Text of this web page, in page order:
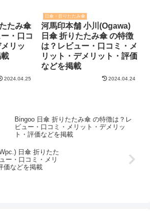
たみ傘
・口コ
リッ
2024.04.25
日傘・折りたたみ傘
河馬印本舗 小川(Ogawa)
日傘 折りたたみ傘 の特徴
は？レビュー・口コミ・メ
リット・デメリット・評価
などを掲載
2024.04.24
Bingoo 日傘 折りたたみ傘 の特徴は？レ
ビュー・口コミ・メリット・デメリッ
ト・評価などを掲載
日傘 折りたた
ー・口コミ・メリ
価などを掲載